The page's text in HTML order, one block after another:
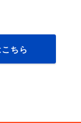
ちら